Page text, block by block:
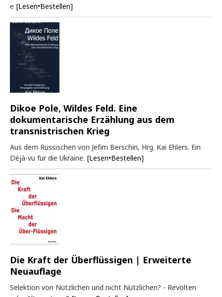
e [Lesen•Bestellen]
Dikoe Pole, Wildes Feld. Eine
dokumentarische Erzählung aus dem
transnistrischen Krieg
Aus dem Russischen von Jefim Berschin, Hrg. Kai Ehlers. Ein
Déjà-vu für die Ukraine. [Lesen•Bestellen]
Die Kraft der Überflüssigen | Erweiterte
Neuauflage
Selektion von Nützlichen und nicht Nützlichen? - Revolten